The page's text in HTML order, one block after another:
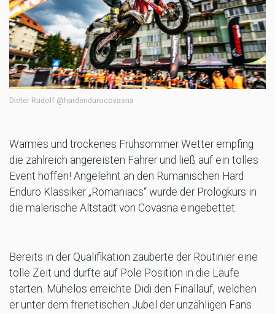
Dieter Rudolf @hardendurocovasna
Warmes und trockenes Frühsommer Wetter empfing
die zahlreich angereisten Fahrer und ließ auf ein tolles
Event hoffen! Angelehnt an den Rumänischen Hard
Enduro Klassiker „Romaniacs“ wurde der Prologkurs in
die malerische Altstadt von Covasna eingebettet.
Bereits in der Qualifikation zauberte der Routinier eine
tolle Zeit und durfte auf Pole Position in die Läufe
starten. Mühelos erreichte Didi den Finallauf, welchen
er unter dem frenetischen Jubel der unzähligen Fans